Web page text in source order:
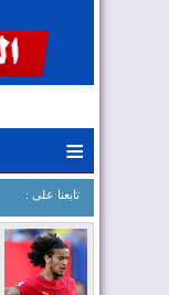
≡
: تابعنا على